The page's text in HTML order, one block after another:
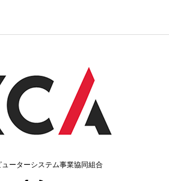
ーターシステム事業協同組合